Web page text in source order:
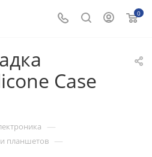
0
Case
—
планшетов —